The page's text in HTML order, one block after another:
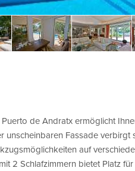
de Andratx ermöglicht
Fassade verbirgt
auf
2 Schlafzimmern bietet Platz